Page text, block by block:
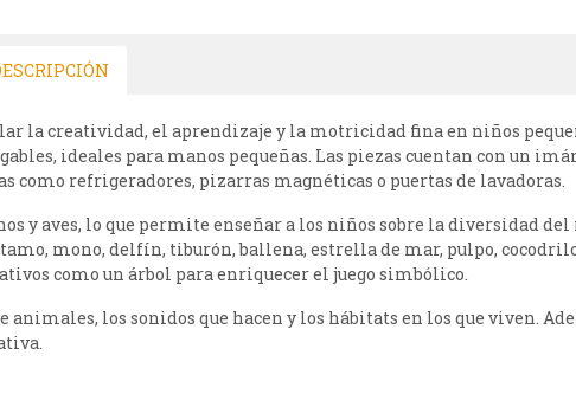
la creatividad, el aprendizaje y la motricidad fina en niños
ideales para manos pequeñas. Las piezas cuentan con un
refrigeradores, pizarras magnéticas o puertas de lavadoras.
y aves, lo que permite enseñar a los niños sobre la diversidad del
mono, delfín, tiburón, ballena, estrella de mar, pulpo,
como un árbol para enriquecer el juego simbólico.
los sonidos que hacen y los hábitats en los que viven.